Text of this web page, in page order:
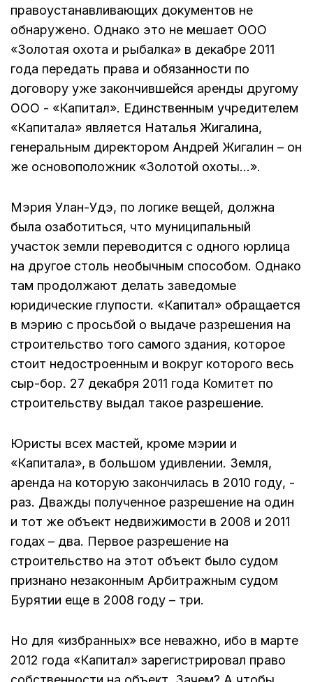
правоустанавливающих документов не
обнаружено. Однако это не мешает ООО
«Золотая охота и рыбалка» в декабре 2011
года передать права и обязанности по
договору уже закончившейся аренды другому
ООО - «Капитал». Единственным учредителем
«Капитала» является Наталья Жигалина,
генеральным директором Андрей Жигалин – он
же основоположник «Золотой охоты…».
Мэрия Улан-Удэ, по логике вещей, должна
была озаботиться, что муниципальный
участок земли переводится с одного юрлица
на другое столь необычным способом. Однако
там продолжают делать заведомые
юридические глупости. «Капитал» обращается
в мэрию с просьбой о выдаче разрешения на
строительство того самого здания, которое
стоит недостроенным и вокруг которого весь
сыр-бор. 27 декабря 2011 года Комитет по
строительству выдал такое разрешение.
Юристы всех мастей, кроме мэрии и
«Капитала», в большом удивлении. Земля,
аренда на которую закончилась в 2010 году, -
раз. Дважды полученное разрешение на один
и тот же объект недвижимости в 2008 и 2011
годах – два. Первое разрешение на
строительство на этот объект было судом
признано незаконным Арбитражным судом
Бурятии еще в 2008 году – три.
Но для «избранных» все неважно, ибо в марте
2012 года «Капитал» зарегистрировал право